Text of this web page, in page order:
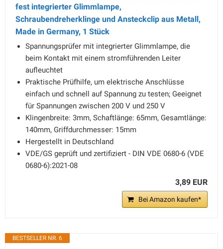
fest integrierter Glimmlampe,
Schraubendreherklinge und Ansteckclip aus Metall,
Made in Germany, 1 Stück
Spannungsprüfer mit integrierter Glimmlampe, die
beim Kontakt mit einem stromführenden Leiter
aufleuchtet
Praktische Prüfhilfe, um elektrische Anschlüsse
einfach und schnell auf Spannung zu testen; Geeignet
für Spannungen zwischen 200 V und 250 V
Klingenbreite: 3mm, Schaftlänge: 65mm, Gesamtlänge:
140mm, Griffdurchmesser: 15mm
Hergestellt in Deutschland
VDE/GS geprüft und zertifiziert - DIN VDE 0680-6 (VDE
0680-6):2021-08
3,89 EUR
Bei Amazon kaufen*
BESTSELLER NR. 6